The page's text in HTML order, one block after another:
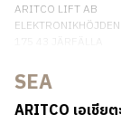
ARITCO LIFT AB
เบอร์โทรศัพท์: +46 8
ติดต่อเรา
SEA
ARITCO เอเชีย